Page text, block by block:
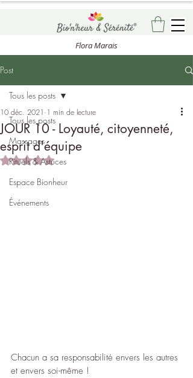
Flora Marais
Post
Tous les posts
Massages
Rituels & Astuces
Espace Bionheur
Événements
Tous les posts
JOUR 10 - Loyauté, citoyenneté,
esprit d'équipe
10 déc. 2021 1 min de lecture
Noté NaN étoiles sur 5.
Chacun a sa responsabilité envers les autres
et envers soi-même !